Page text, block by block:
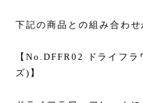
下記の商品との組み合わせ
【No.DFFR02 ドライフ
ズ)】